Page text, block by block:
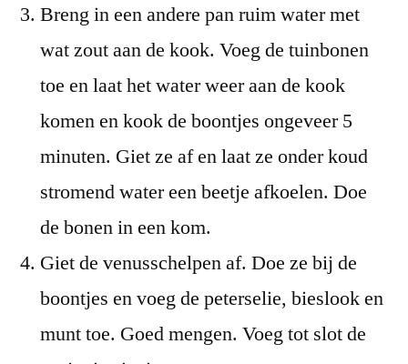
Breng in een andere pan ruim water met
wat zout aan de kook. Voeg de tuinbonen
toe en laat het water weer aan de kook
komen en kook de boontjes ongeveer 5
minuten. Giet ze af en laat ze onder koud
stromend water een beetje afkoelen. Doe
de bonen in een kom.
Giet de venusschelpen af. Doe ze bij de
boontjes en voeg de peterselie, bieslook en
munt toe. Goed mengen. Voeg tot slot de